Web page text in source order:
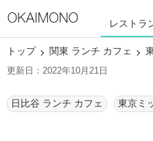
レストラ
トップ 関東 ランチ カフェ
更新日：2022年10月21日
日比谷 ランチ カフェ